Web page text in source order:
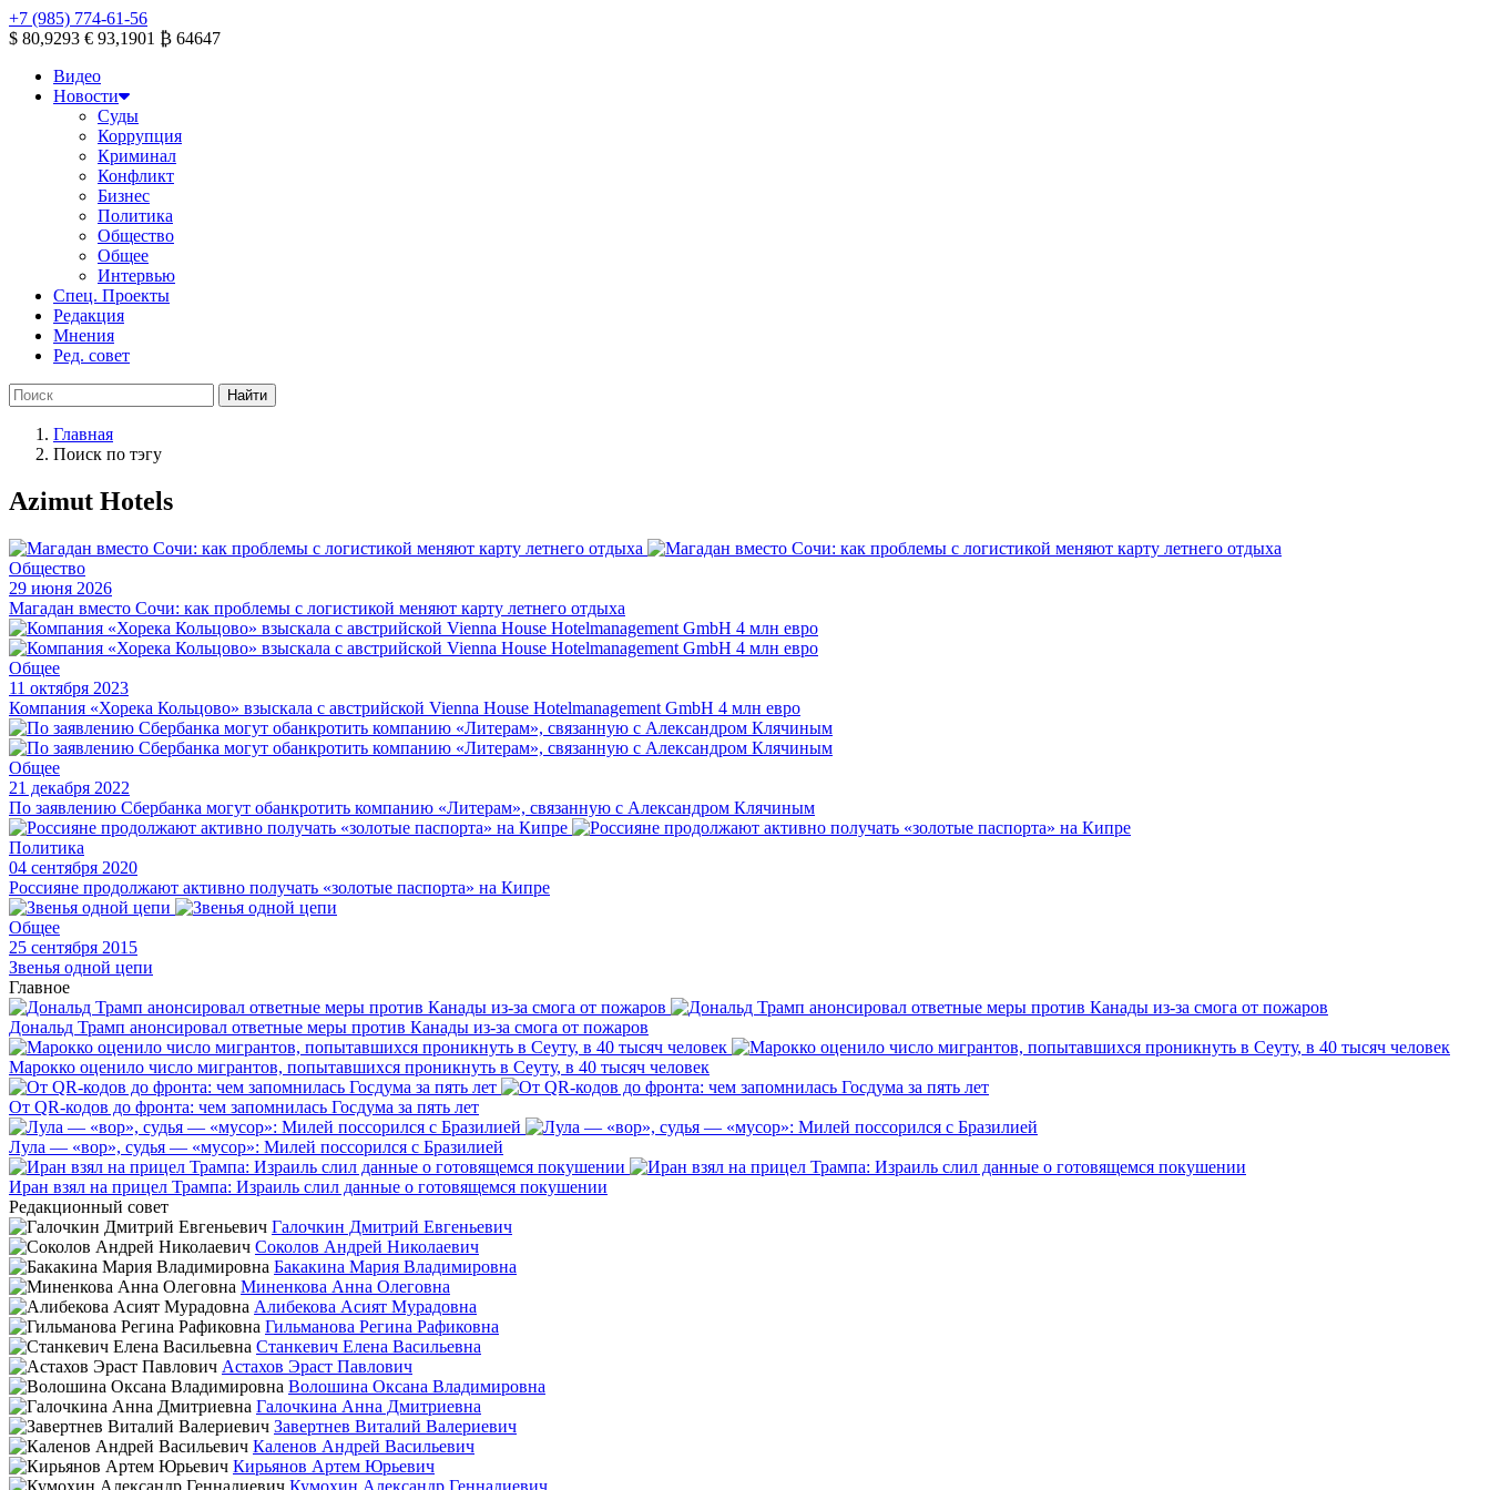
+7 (985) 774-61-56
$ 80,9293 € 93,1901 ₿ 64647
Видео
Новости
Суды
Коррупция
Криминал
Конфликт
Бизнес
Политика
Общество
Общее
Интервью
Спец. Проекты
Редакция
Мнения
Ред. совет
Главная
Поиск по тэгу
Azimut Hotels
Общество
29 июня 2026
Магадан вместо Сочи: как проблемы с логистикой меняют карту летнего отдыха
Общее
11 октября 2023
Компания «Хорека Кольцово» взыскала с австрийской Vienna House Hotelmanagement GmbH 4 млн евро
Общее
21 декабря 2022
По заявлению Сбербанка могут обанкротить компанию «Литерам», связанную с Александром Клячиным
Политика
04 сентября 2020
Россияне продолжают активно получать «золотые паспорта» на Кипре
Общее
25 сентября 2015
Звенья одной цепи
Главное
Дональд Трамп анонсировал ответные меры против Канады из-за смога от пожаров
Марокко оценило число мигрантов, попытавшихся проникнуть в Сеуту, в 40 тысяч человек
От QR-кодов до фронта: чем запомнилась Госдума за пять лет
Лула — «вор», судья — «мусор»: Милей поссорился с Бразилией
Иран взял на прицел Трампа: Израиль слил данные о готовящемся покушении
Редакционный совет
Галочкин Дмитрий Евгеньевич
Соколов Андрей Николаевич
Бакакина Мария Владимировна
Миненкова Анна Олеговна
Алибекова Асият Мурадовна
Гильманова Регина Рафиковна
Станкевич Елена Васильевна
Астахов Эраст Павлович
Волошина Оксана Владимировна
Галочкина Анна Дмитриевна
Завертнев Виталий Валериевич
Каленов Андрей Васильевич
Кирьянов Артем Юрьевич
Кумохин Александр Геннадиевич